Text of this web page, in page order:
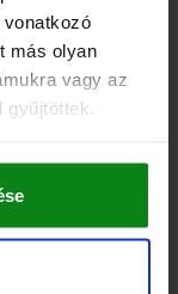
más olyan
vagy az
gyűjtöttek.
ALAK:A
1.4034